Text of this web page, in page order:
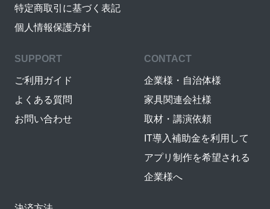
特定商取引に基づく表記
個人情報保護方針
SUPPORT
ご利用ガイド
よくある質問
お問い合わせ
CONTACT
企業様・自治体様
家具関連会社様
取材・講演依頼
IT導入補助金を利用して
アプリ制作を希望される
企業様へ